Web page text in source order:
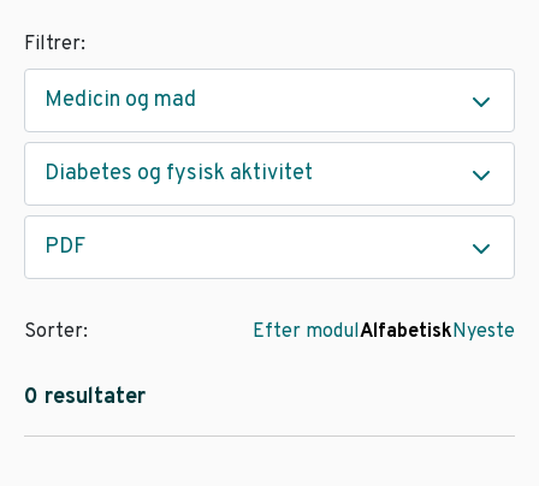
Filtrer:
Medicin og mad
Diabetes og fysisk aktivitet
PDF
0 resultater
Sorter: Efter modulAlfabetiskNyeste